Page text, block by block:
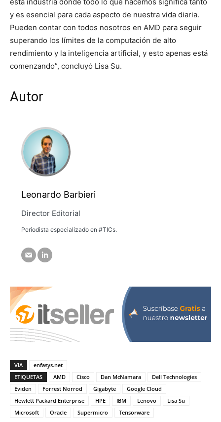
y es esencial para cada aspecto de nuestra vida diaria.
Pueden contar con todos nosotros en AMD para seguir
superando los límites de la computación de alto
rendimiento y la inteligencia artificial, y esto apenas está
comenzando”, concluyó Lisa Su.
Autor
Leonardo Barbieri
Director Editorial
Periodista especializado en #TICs.
VIA
enfasys.net
ETIQUETAS
AMD Cisco Dan McNamara
Dell Technologies
Eviden
Forrest Norrod Gigabyte
Google Cloud
Hewlett Packard Enterprise
HPE IBM Lenovo
Lisa Su
Microsoft
Oracle Supermicro Tensorware